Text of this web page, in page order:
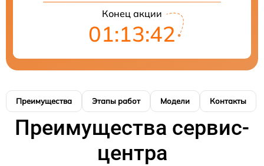
Конец акции
01:13:41
Преимущества Этапы работ Модели Контакты
Преимущества сервис-
центра